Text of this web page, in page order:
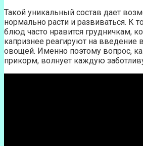
Такой уникальный состав дает
нормально расти и развиваться. К
блюд часто нравится грудничкам,
капризнее реагируют на введение
овощей. Именно поэтому вопрос,
прикорм, волнует каждую